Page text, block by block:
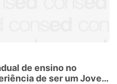
de ensino no
de ser um Jovem